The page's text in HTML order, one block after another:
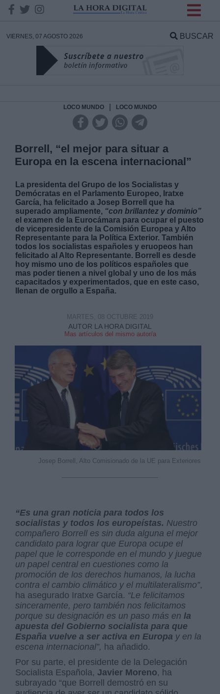
VIERNES, 07 AGOSTO 2026 BUSCAR
LOCO MUNDO LOCO MUNDO
Borrell, “el mejor para situar a
Europa en la escena internacional”
La presidenta del Grupo de los Socialistas y
Demócratas en el Parlamento Europeo, Iratxe
García, ha felicitado a Josep Borrell que ha
superado ampliamente, “con brillantez y dominio”
el examen de la Eurocámara para ocupar el puesto
de vicepresidente de la Comisión Europea y Alto
Representante para la Política Exterior. También
todos los socialistas españoles y eruopeos han
felicitado al Alto Representante. Borrell es desde
hoy mismo uno de los políticos españoles que
mas poder tienen a nivel global y uno de los más
capacitados y experimentados, que en este caso,
llenan de orgullo a España.
AUTOR LA HORA DIGITAL
Mas artículos del mismo autor/a
MARTES, 08 OCTUBRE 2019
Josep Borrell, Alto Comisionado de la UE para Exteriores
“Es una gran noticia para todos los
socialistas y todos los europeístas. Nuestro
compañero Borrell es sin duda alguna el mejor
candidato para lograr que Europa ocupe el
papel que le corresponde en el mundo y juegue
un papel central en cuestiones como la
promoción de los derechos humanos, la lucha
contra el cambio climático y el multilateralismo”,
ha asegurado Iratxe García. “Le felicitamos
sinceramente, pero también nos felicitamos
porque su designación es un paso más enla
apuesta del Gobierno socialista para que
España vuelve a ser activa en Europa y en la
escena internacional”, ha añadido.
Por su parte, el presidente de la Delegación
Socialista Española, Javier Moreno, ha
subrayado “que Borrell demostró en su
DATOS
Responsable:
Destinatarios:
Derechos:
Información adicional